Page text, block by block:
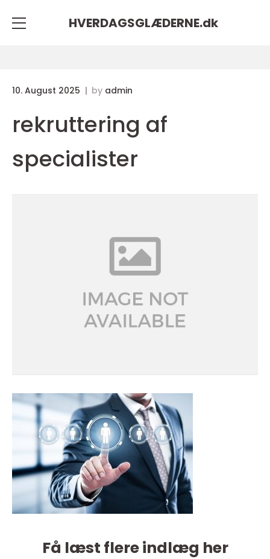
HVERDAGSGLÆDERNE.dk
10. August 2025 by admin
rekruttering af
specialister
Få læst flere indlæg her